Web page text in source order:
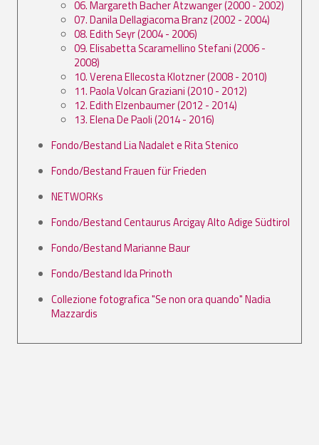
06. Margareth Bacher Atzwanger (2000 - 2002)
07. Danila Dellagiacoma Branz (2002 - 2004)
08. Edith Seyr (2004 - 2006)
09. Elisabetta Scaramellino Stefani (2006 -
2008)
10. Verena Ellecosta Klotzner (2008 - 2010)
11. Paola Volcan Graziani (2010 - 2012)
12. Edith Elzenbaumer (2012 - 2014)
13. Elena De Paoli (2014 - 2016)
Fondo/Bestand Lia Nadalet e Rita Stenico
Fondo/Bestand Frauen für Frieden
NETWORKs
Fondo/Bestand Centaurus Arcigay Alto Adige Südtirol
Fondo/Bestand Marianne Baur
Fondo/Bestand Ida Prinoth
Collezione fotografica "Se non ora quando" Nadia
Mazzardis